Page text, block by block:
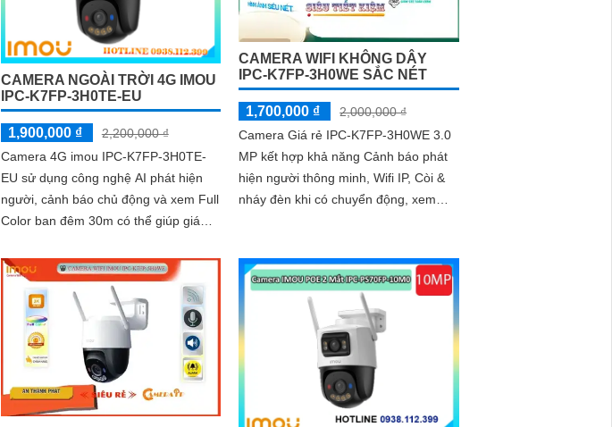
CAMERA NGOÀI TRỜI 4G IMOU
IPC-K7FP-3H0TE-EU
1,900,000 ₫
2,200,000 ₫
Camera 4G imou IPC-K7FP-3H0TE-
EU sử dụng công nghệ AI phát hiện
người, cảnh báo chủ động và xem Full
Color ban đêm 30m có thể giúp giám
ninh cho công trình xây dựng, đặc biệt
là trong những khu vực mà việc đi lại
khó khăn hoặc không có sẵn kết nối
mạng ổn định. Camera IPC-K7FP-
3H0TE-EU sử dụng công nghệ nhận
diện người và động vật, kết hợp Wifi
không dây
CAMERA WIFI KHÔNG DÂY
IPC-K7FP-3H0WE SẮC NÉT
1,700,000 ₫
2,000,000 ₫
Camera Giá rẻ IPC-K7FP-3H0WE 3.0
MP kết hợp khả năng Cảnh báo phát
hiện người thông minh, Wifi IP, Còi &
nháy đèn khi có chuyển động, xem
thoại tích hợp, Chống Ngược Sáng
HDR